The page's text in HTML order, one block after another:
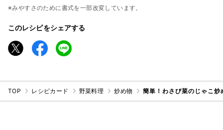
※みやすさのために書式を一部改変しています。
このレシピをシェアする
TOP レシピカード 野菜料理 炒め物 簡単！わさび菜のじゃこ炒